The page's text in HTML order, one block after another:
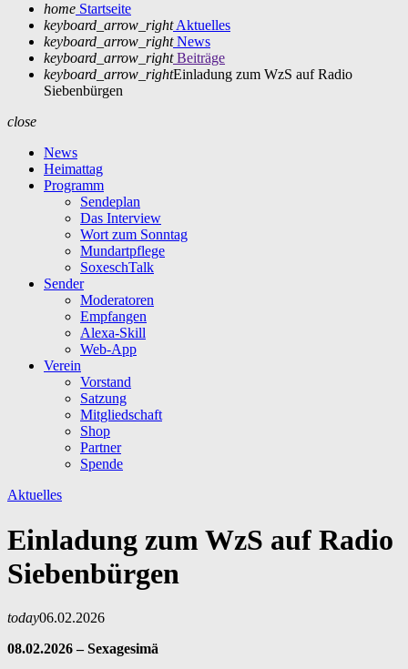
home Startseite
keyboard_arrow_rightAktuelles
keyboard_arrow_right News
keyboard_arrow_right Beiträge
keyboard_arrow_rightEinladung zum WzS auf Radio
Siebenbürgen
close
News
Heimattag
Programm
Sendeplan
Das Interview
Wort zum Sonntag
Mundartpflege
SoxeschTalk
Sender
Moderatoren
Empfangen
Alexa-Skill
Web-App
Verein
Vorstand
Satzung
Mitgliedschaft
Shop
Partner
Spende
Aktuelles
Einladung zum WzS auf Radio
Siebenbürgen
today06.02.2026
08.02.2026 – Sexagesimä